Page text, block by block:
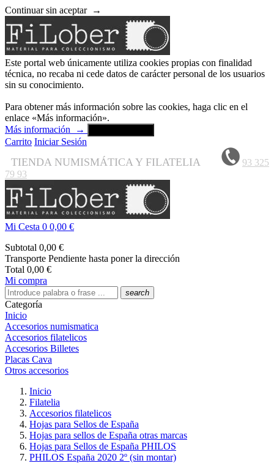
Continuar sin aceptar →
Este portal web únicamente utiliza cookies propias con finalidad
técnica, no recaba ni cede datos de carácter personal de los usuarios
sin su conocimiento.
Para obtener más información sobre las cookies, haga clic en el
enlace «Más información».
Más información
→
Carrito Iniciar Sesión
TIENDA NUMISMÁTICA Y FILATELIA
93 325
79 93
Mi Cesta 0 0,00 €
Subtotal 0,00 €
Transporte Pendiente hasta poner la dirección
Total 0,00 €
Mi compra
search
Categoría
Inicio
Accesorios numismatica
Accesorios filatelicos
Accesorios Billetes
Placas Cava
Otros accesorios
Inicio
Filatelia
Accesorios filatelicos
Hojas para Sellos de España
Hojas para sellos de España otras marcas
Hojas para Sellos de España PHILOS
PHILOS España 2020 2º (sin montar)